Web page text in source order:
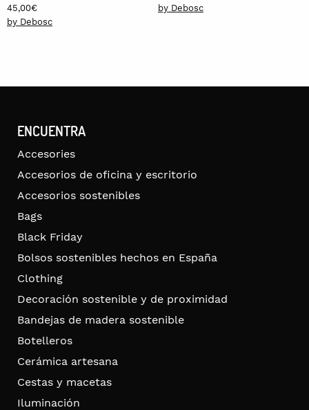
45,00€
by Debosc
by Debosc
ENCUENTRA
Accesories
Accesorios de oficina y escritorio
Accesorios sostenibles
Bags
Black Friday
Bolsos sostenibles hechos en España
Clothing
Decoración sostenible y de proximidad
Bandejas de madera sostenible
Botelleros
Cerámica artesana
Cestas y macetas
Iluminación